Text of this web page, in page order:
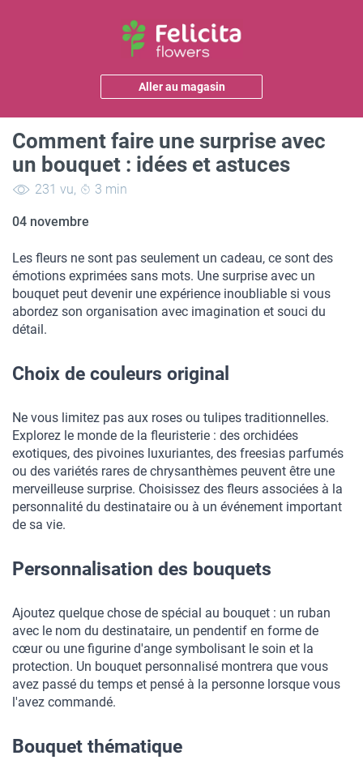
Aller au magasin
Comment faire une surprise avec
un bouquet : idées et astuces
231 vu, 3 min
04 novembre
Les fleurs ne sont pas seulement un cadeau, ce sont des
émotions exprimées sans mots. Une surprise avec un
bouquet peut devenir une expérience inoubliable si vous
abordez son organisation avec imagination et souci du
détail.
Choix de couleurs original
Ne vous limitez pas aux roses ou tulipes traditionnelles.
Explorez le monde de la fleuristerie : des orchidées
exotiques, des pivoines luxuriantes, des freesias parfumés
ou des variétés rares de chrysanthèmes peuvent être une
merveilleuse surprise. Choisissez des fleurs associées à la
personnalité du destinataire ou à un événement important
de sa vie.
Personnalisation des bouquets
Ajoutez quelque chose de spécial au bouquet : un ruban
avec le nom du destinataire, un pendentif en forme de
cœur ou une figurine d'ange symbolisant le soin et la
protection. Un bouquet personnalisé montrera que vous
avez passé du temps et pensé à la personne lorsque vous
l'avez commandé.
Bouquet thématique